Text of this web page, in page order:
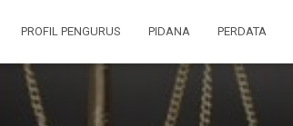
PROFIL PENGURUS PIDANA PERDATA